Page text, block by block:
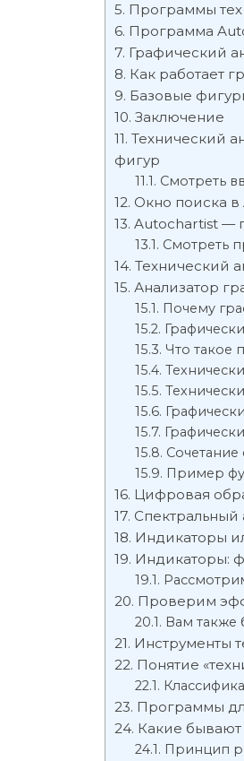
Программы тех
Программа
Графический
Как работает
Базовые
Заключение
Технический
фигур
Смотреть
Окно поиска в
Autochartist —
Смотреть
Технический
Анализатор
Почему
Что такое
Пример
Цифровая
Индикаторы
Индикаторы:
Проверим
Вам также
Инструменты
Понятие
Программы
Какие
Принцип